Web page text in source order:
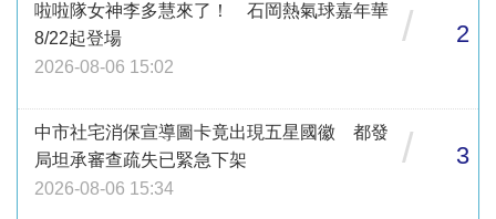
啦啦隊女神李多慧來了！ 石岡熱氣球嘉年華
8/22起登場
2026-08-06 15:02
/ 2
中市社宅消保宣導圖卡竟出現五星國徽 都發
局坦承審查疏失已緊急下架
2026-08-06 15:34
/ 3